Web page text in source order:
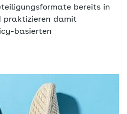
bereits in
praktizieren damit
basierten